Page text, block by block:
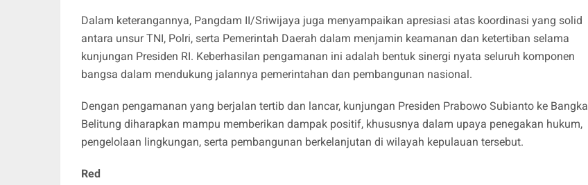
Dalam keterangannya, Pangdam II/Sriwijaya juga menyampaikan apresiasi atas koordinasi yang solid
antara unsur TNI, Polri, serta Pemerintah Daerah dalam menjamin keamanan dan ketertiban selama
kunjungan Presiden RI. Keberhasilan pengamanan ini adalah bentuk sinergi nyata seluruh komponen
bangsa dalam mendukung jalannya pemerintahan dan pembangunan nasional.
Dengan pengamanan yang berjalan tertib dan lancar, kunjungan Presiden Prabowo Subianto ke Bangka
Belitung diharapkan mampu memberikan dampak positif, khususnya dalam upaya penegakan hukum,
pengelolaan lingkungan, serta pembangunan berkelanjutan di wilayah kepulauan tersebut.
Red